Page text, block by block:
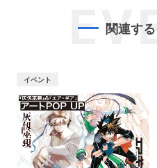
関連す
イベント